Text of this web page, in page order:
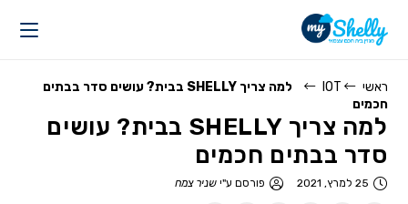
ראשי IOT
למה צריך SHELLY בבית? עושים סדר בבתים
חכמים
למה צריך SHELLY בבית? עושים
סדר בבתים חכמים
25 למרץ, 2021 פורסם ע"ישניר צמח